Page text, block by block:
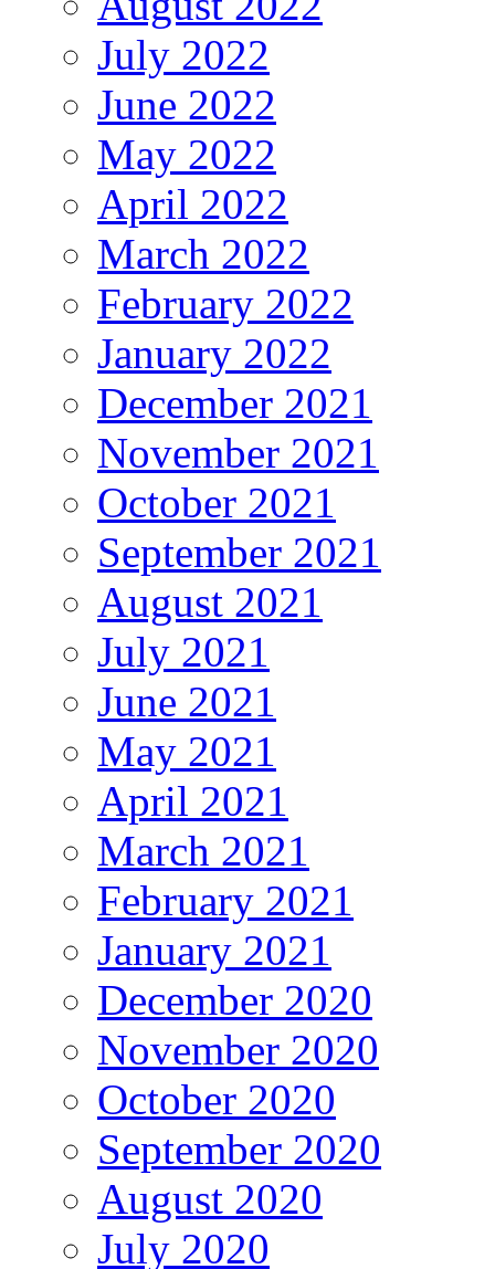
July 2022
June 2022
May 2022
April 2022
March 2022
February 2022
January 2022
December 2021
November 2021
October 2021
September 2021
August 2021
July 2021
June 2021
May 2021
April 2021
March 2021
February 2021
January 2021
December 2020
November 2020
October 2020
September 2020
August 2020
July 2020